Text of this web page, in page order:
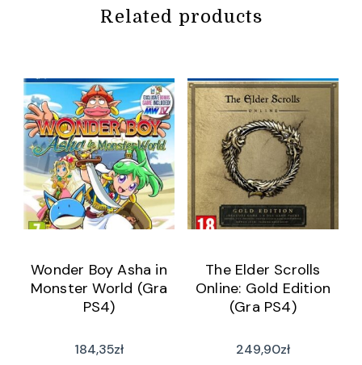
Related products
Wonder Boy Asha in
Monster World (Gra
PS4)
184,35zł
The Elder Scrolls
Online: Gold Edition
(Gra PS4)
249,90zł